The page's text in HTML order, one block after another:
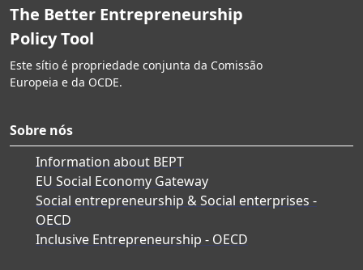
The Better Entrepreneurship
Policy Tool
Este sítio é propriedade conjunta da Comissão
Europeia e da OCDE.
Sobre nós
Information about BEPT
EU Social Economy Gateway
Social entrepreneurship & Social enterprises -
OECD
Inclusive Entrepreneurship - OECD